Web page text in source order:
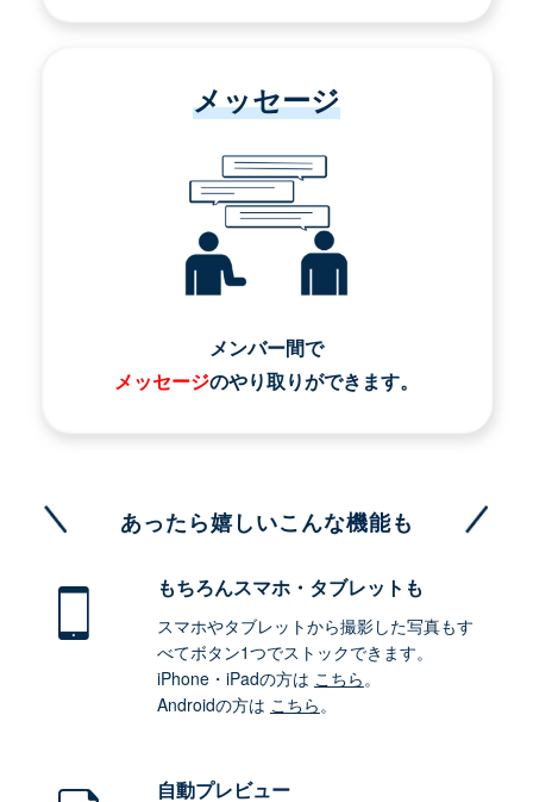
メッセージ
メンバー間で
メッセージのやり取りができます。
あったら嬉しいこんな機能も
もちろんスマホ・タブレットも
スマホやタブレットから撮影した写真もす
べてボタン1つでストックできます。
iPhone・iPadの方は こちら。
Androidの方は こちら。
自動プレビュー